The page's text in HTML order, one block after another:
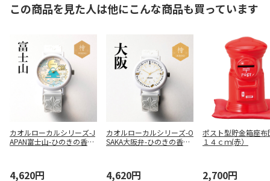
この商品を見た人は他にこんな商品も買っています
カオルローカルシリーズ-J
APAN富士山-ひのきの香り
4,620円
カオルローカルシリーズ-O
SAKA大阪弁-ひのきの香り
4,620円
ポスト型貯金箱座布
１４ｃｍ(赤）
2,700円